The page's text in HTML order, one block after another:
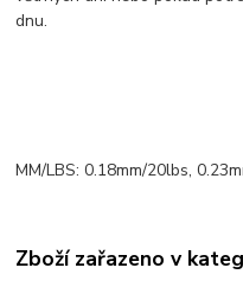
dnu.
MM/LBS: 0.18mm/20lbs,
Zboží zařazeno v